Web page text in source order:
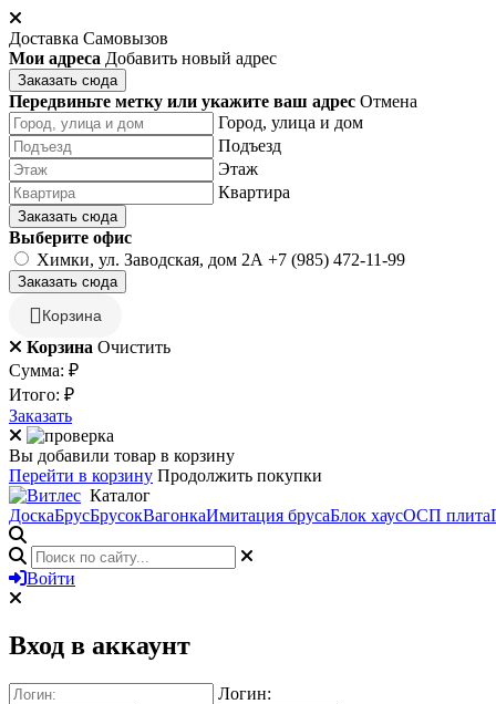
Доставка Самовызов
Мои адреса Добавить новый адрес
Заказать сюда
Передвиньте метку или укажите ваш адрес Отмена
Город, улица и дом
Подъезд
Этаж
Квартира
Заказать сюда
Выберите офис
Химки, ул. Заводская, дом 2А +7 (985) 472-11-99
Заказать сюда
Корзина
Корзина Очистить
Сумма: ₽
Итого: ₽
Заказать
Вы добавили товар в корзину
Перейти в корзину Продолжить покупки
Каталог
ДоскаБрусБрусокВагонкаИмитация брусаБлок хаусОСП плита
Войти
Вход в аккаунт
Логин: